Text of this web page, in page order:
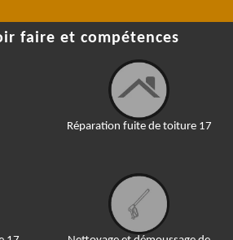
faire et compétences
Réparation fuite de toiture 17